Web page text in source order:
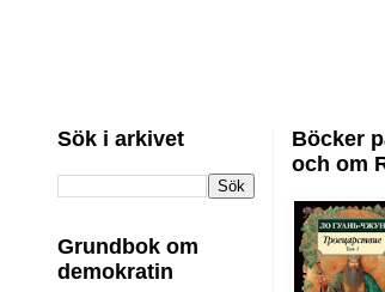
Sök i arkivet
Grundbok om
demokratin
Böcker
och om